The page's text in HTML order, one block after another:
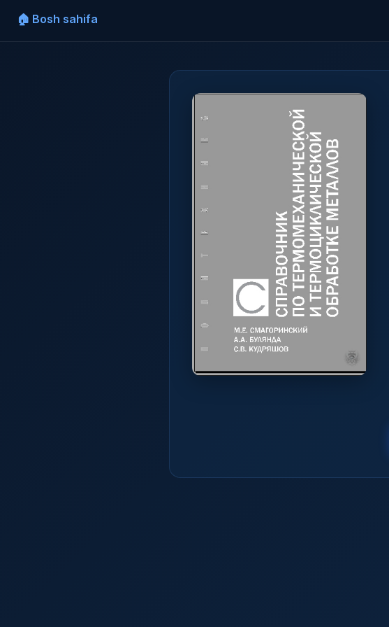
🏠 Bosh sahifa